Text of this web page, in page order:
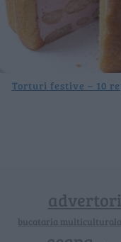
Torturi festive – 10
bucataria multiculturala